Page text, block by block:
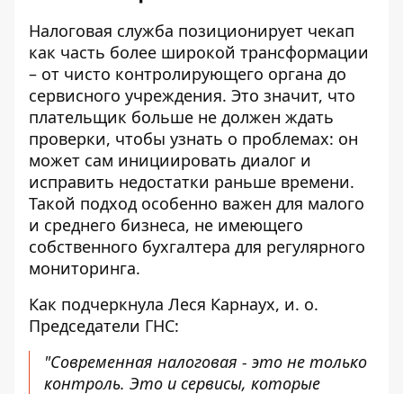
Налоговая служба позиционирует чекап
как часть более широкой трансформации
– от чисто контролирующего органа до
сервисного учреждения. Это значит, что
плательщик больше не должен ждать
проверки, чтобы узнать о проблемах: он
может сам инициировать диалог и
исправить недостатки раньше времени.
Такой подход особенно важен для малого
и среднего бизнеса, не имеющего
собственного бухгалтера для регулярного
мониторинга.
Как подчеркнула Леся Карнаух, и. о.
Председатели ГНС:
"Современная налоговая - это не только
контроль. Это и сервисы, которые